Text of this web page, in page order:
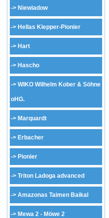
-> Niewiadow
-> Hellas Klepper-Pionier
-> Hart
-> Hascho
-> WIKO Wilhelm Kober & Söhne
oHG.
-> Marquardt
-> Erbacher
-> Pionier
-> Triton Ladoga advanced
-> Amazonas Taimen Baikal
-> Mewa 2 - Möwe 2